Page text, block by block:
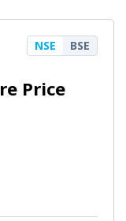
Price
NSE BSE